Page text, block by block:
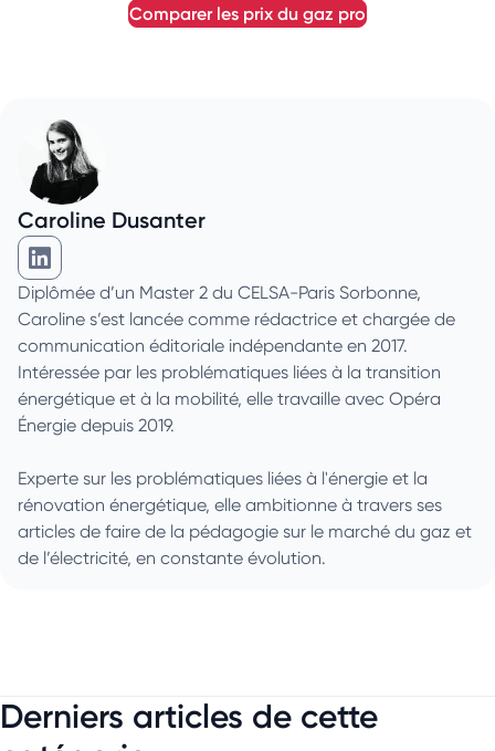
comparer les prix du gaz pro
Caroline Dusanter
Caroline Dusanter sur Linkedin
Diplômée d’un Master 2 du CELSA-Paris Sorbonne,
Caroline s’est lancée comme rédactrice et chargée de
communication éditoriale indépendante en 2017.
Intéressée par les problématiques liées à la transition
énergétique et à la mobilité, elle travaille avec Opéra
Énergie depuis 2019.
Experte sur les problématiques liées à l'énergie et la
rénovation énergétique, elle ambitionne à travers ses
articles de faire de la pédagogie sur le marché du gaz et
de l’électricité, en constante évolution.
Derniers articles de cette